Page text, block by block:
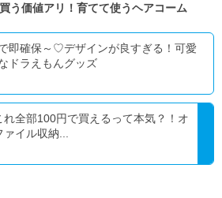
う価値アリ！育てて使うヘアコーム
即確保～♡デザインが良すぎる！可愛
ドラえもんグッズ
れ全部100円で買えるって本気？！オ
イル収納...